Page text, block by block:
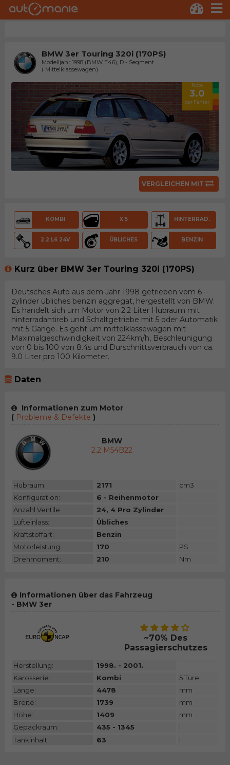
BMW 3er Touring 320i (170PS)
Modelljahr 1998 (BMW E46), D - Segment
( Mittelklassewagen)
Note
3.0
der Fahrer
VERGLEICHEN MIT
KOMBI X 5 HINTERRAD.
2.2 L6 24V ÜBLICHES BENZIN
Kurz über BMW 3er Touring 320i (170PS)
Deutsches Auto aus dem Jahr 1998 getrieben vom 6 -
zylinder übliches benzin aggregat, hergestellt von BMW.
Es handelt sich um Motor von 2.2 Liter Hubraum mit
hinterradantireb und Schaltgetriebe mit 5 oder Automatik
mit 5 Gänge. Es geht um mittelklassewagen mit
Maximalgeschwindigkeit von 224km/h, Beschleunigung
von 0 bis 100 von 8.4s und Durschnittsverbrauch von ca.
9.0 Liter pro 100 Kilometer.
Daten
Informationen zum Motor
(Probleme & Defekte )
BMW
2.2 M54B22
Hubraum: 2171
cm3
Konfiguration:
6 - Reihenmotor
Anzahl Ventile:
24, 4 Pro Zylinder
Lufteinlass:
Übliches
Kraftstoffart:
Benzin
Motorleistung:
170
PS
Drehmoment:
210 Nm
Informationen über das Fahrzeug
- BMW 3er
~70% Des
Passagierschutzes
Herstellung:
1998. - 2001.
Karosserie:
Kombi
5 Türe
Länge:
4478
mm
Breite:
1739
mm
Höhe:
1409
mm
Gepäckraum:
435 - 1345
l
Tankinhalt:
63 l